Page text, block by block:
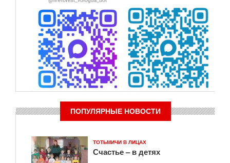
ПОПУЛЯРНЫЕ НОВОСТИ
ТОТЬМИЧИ В ЛИЦАХ
Счастье – в детях